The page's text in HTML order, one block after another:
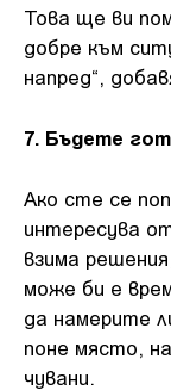
Това ще ви
добре към
напред“,
7. Бъдете
Ако сте се
интересува
взима
може би е
да намерите
поне място,
чувани.